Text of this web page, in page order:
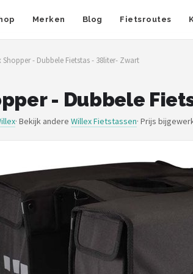
Merken Blog Fietsroutes
Shopper - Dubbele Fietstas - 38liter- Zwart
- Dubbele
· Bekijk andere Willex Fietstassen· Prijs